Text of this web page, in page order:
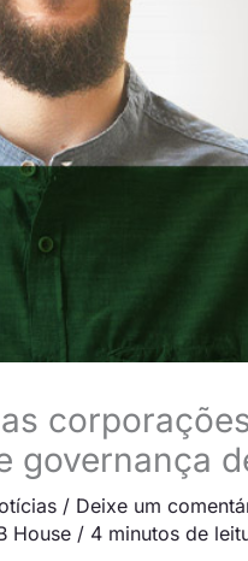
governança
/ Deixe um
House / 4 minutos de